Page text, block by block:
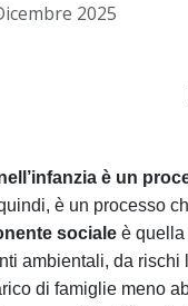
2025
è un
è un processo
sociale è quella
ambientali, da
di famiglie meno